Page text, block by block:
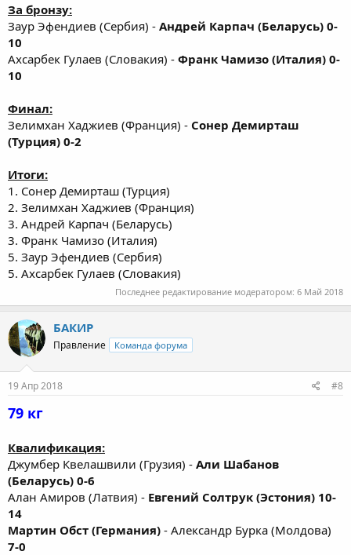
За бронзу:
Заур Эфендиев (Сербия) - Андрей Карпач (Беларусь) 0-
10
Ахсарбек Гулаев (Словакия) - Франк Чамизо (Италия) 0-
10
Финал:
Зелимхан Хаджиев (Франция) - Сонер Демирташ
(Турция) 0-2
Итоги:
1. Сонер Демирташ (Турция)
2. Зелимхан Хаджиев (Франция)
3. Андрей Карпач (Беларусь)
3. Франк Чамизо (Италия)
5. Заур Эфендиев (Сербия)
5. Ахсарбек Гулаев (Словакия)
Последнее редактирование модератором: 6 Май 2018
БАКИР
Правление Команда форума
19 Апр 2018 #8
79 кг
Квалификация:
Джумбер Квелашвили (Грузия) - Али Шабанов
(Беларусь) 0-6
Алан Амиров (Латвия) - Евгений Солтрук (Эстония) 10-
14
Мартин Обст (Германия) - Александр Бурка (Молдова)
7-0